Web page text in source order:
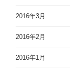
2016年3月
2016年2月
2016年1月